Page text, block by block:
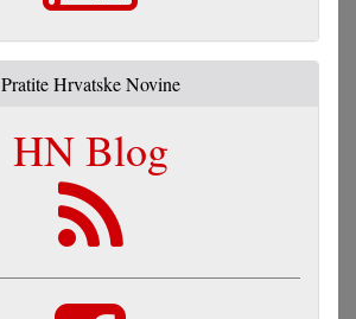
Pratite Hrvatske Novine
HN Blog